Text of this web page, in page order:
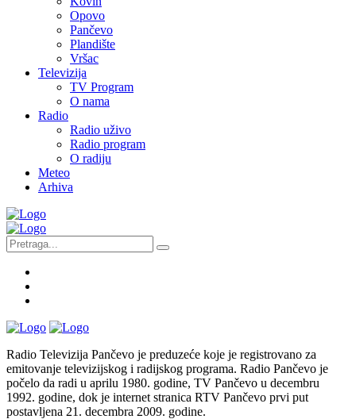
Opovo
Pančevo
Plandište
Vršac
Televizija
TV Program
O nama
Radio
Radio uživo
Radio program
O radiju
Meteo
Arhiva
Radio Televizija Pančevo je preduzeće koje je registrovano za
emitovanje televizijskog i radijskog programa. Radio Pančevo je
počelo da radi u aprilu 1980. godine, TV Pančevo u decembru
1992. godine, dok je internet stranica RTV Pančevo prvi put
postavljena 21. decembra 2009. godine.